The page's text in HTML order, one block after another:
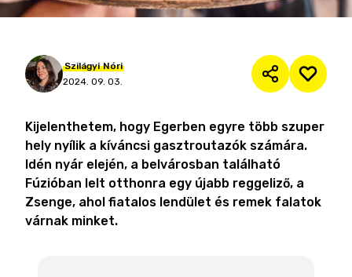
Szilágyi Nóri
2024. 09. 03.
Kijelenthetem, hogy Egerben egyre több szuper
hely nyílik a kíváncsi gasztroutazók számára.
Idén nyár elején, a belvárosban található
Fúzióban lelt otthonra egy újabb reggeliző, a
Zsenge, ahol fiatalos lendület és remek falatok
várnak minket.